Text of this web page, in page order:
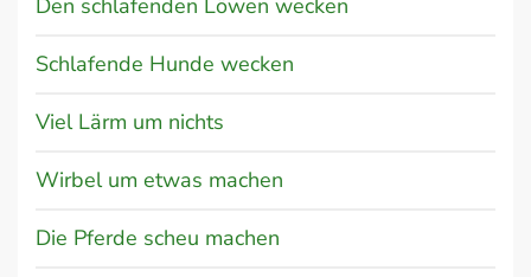
Den schlafenden Löwen wecken
Schlafende Hunde wecken
Viel Lärm um nichts
Wirbel um etwas machen
Die Pferde scheu machen